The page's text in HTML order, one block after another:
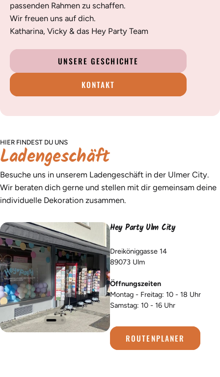
passenden Rahmen zu schaffen.
Wir freuen uns auf dich.
Katharina, Vicky & das Hey Party Team
UNSERE GESCHICHTE
KONTAKT
HIER FINDEST DU UNS
Ladengeschäft
Besuche uns in unserem Ladengeschäft in der Ulmer City.
Wir beraten dich gerne und stellen mit dir gemeinsam deine
individuelle Dekoration zusammen.
Hey Party Ulm City
Dreiköniggasse 14
89073 Ulm
Öffnungszeiten
Montag - Freitag: 10 - 18 Uhr
Samstag: 10 - 16 Uhr
ROUTENPLANER